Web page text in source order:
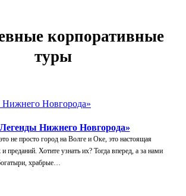
корпоративные
туры
Нижнего Новгорода»
не просто город на Волге и Оке, это настоящая
преданий. Хотите узнать их? Тогда вперед, а за нами
храбрые…